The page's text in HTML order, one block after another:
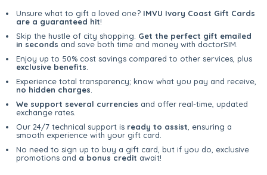
Unsure what to gift a loved one? IMVU Ivory Coast Gift Cards
are a guaranteed hit!
Skip the hustle of city shopping. Get the perfect gift emailed
in seconds and save both time and money with doctorSIM.
Enjoy up to 50% cost savings compared to other services, plus
exclusive benefits
Experience total transparency; know what you pay and receive,
no hidden charges
We support several currencies and offer real-time, updated
exchange rates.
Our 24/7 technical support is ready to assist , ensuring a
smooth experience with your gift card.
No need to sign up to buy a gift card, but if you do, exclusive
promotions and a bonus credit await!